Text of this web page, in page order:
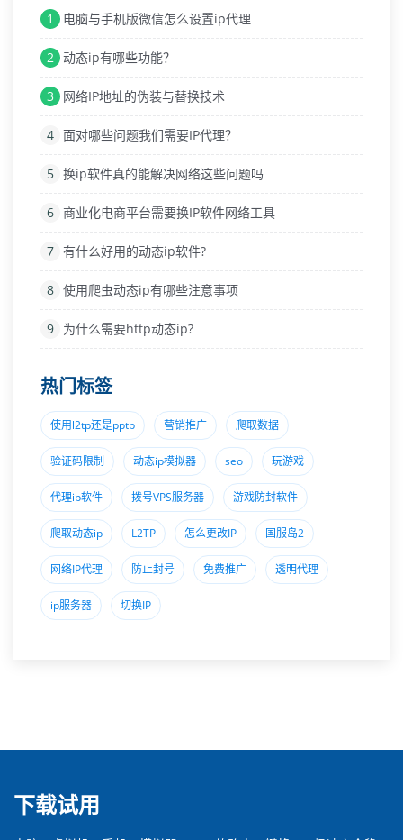
1 电脑与手机版微信怎么设置ip代理
2 动态ip有哪些功能？
3 网络IP地址的伪装与替换技术
4 面对哪些问题我们需要IP代理？
5 换ip软件真的能解决网络这些问题吗
6 商业化电商平台需要换IP软件网络工具
7 有什么好用的动态ip软件?
8 使用爬虫动态ip有哪些注意事项
9 为什么需要http动态ip?
热门标签
使用l2tp还是pptp 营销推广 爬取数据
验证码限制 动态ip模拟器 seo 玩游戏
代理ip软件 拨号VPS服务器 游戏防封软件
爬取动态ip L2TP 怎么更改IP 国服岛2
网络IP代理 防止封号 免费推广 透明代理
ip服务器 切换IP
下载试用